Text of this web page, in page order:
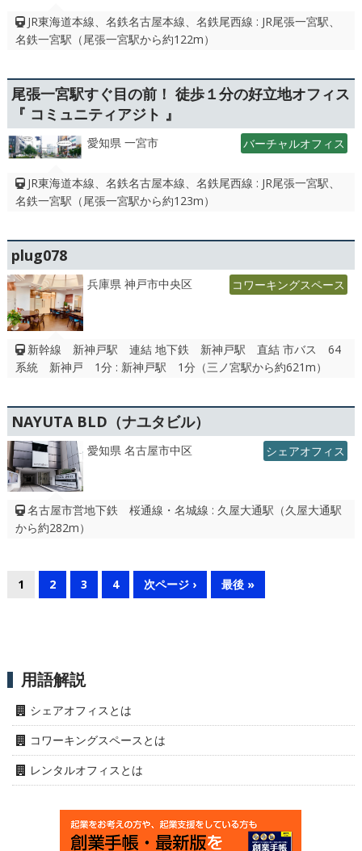
JR東海道本線、名鉄名古屋本線、名鉄尾西線 : JR尾張一宮駅、
名鉄一宮駅（尾張一宮駅から約122m）
尾張一宮駅すぐ目の前！ 徒歩１分の好立地オフィス
『 コミュニティアジト 』
愛知県 一宮市 バーチャルオフィス
JR東海道本線、名鉄名古屋本線、名鉄尾西線 : JR尾張一宮駅、
名鉄一宮駅（尾張一宮駅から約123m）
plug078
兵庫県 神戸市中央区 コワーキングスペース
新幹線 新神戸駅 連結 地下鉄 新神戸駅 直結 市バス 64
系統 新神戸 1分 : 新神戸駅 1分（三ノ宮駅から約621m）
NAYUTA BLD（ナユタビル）
愛知県 名古屋市中区 シェアオフィス
名古屋市営地下鉄 桜通線・名城線 : 久屋大通駅（久屋大通駅
から約282m）
1 2 3 4 次ページ › 最後 »
用語解説
シェアオフィスとは
コワーキングスペースとは
レンタルオフィスとは